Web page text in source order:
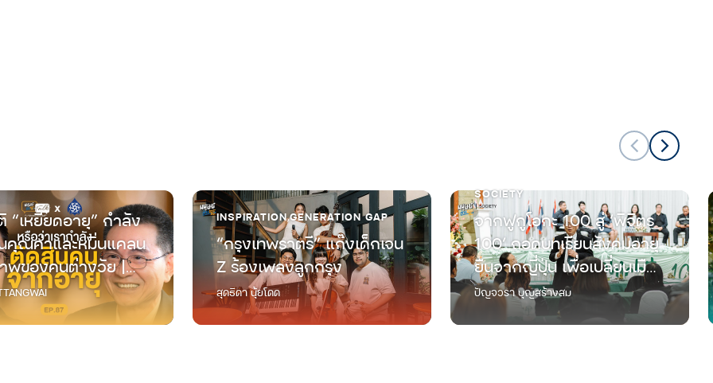
“เหยียดอายุ” กำลัง
คุณค่าและหมิ่นแคลน
พของคนต่างวัย |
งวัย Talk EP.87
INSPIRATION,GENERATION GAP
“กรุงเทพราตรี” แก๊งเด็กเจน
Z ร้องเพลงลูกกรุง
สุดธิดา นุ้ยโดด
SOCIETY
จากฟูกูโอกะ 100 สู่ ‘พิจิตร
100’ ถอดบทเรียนสังคมอายุ
ยืนจากญี่ปุ่น เพื่อเปลี่ยนเมือง
ทางผ่านที่มีแต่ผู้สูงวัย ให้เป็น
แลนด์มาร์กใหม่ของการใช้
ปัญจวรา บุญสร้างสม